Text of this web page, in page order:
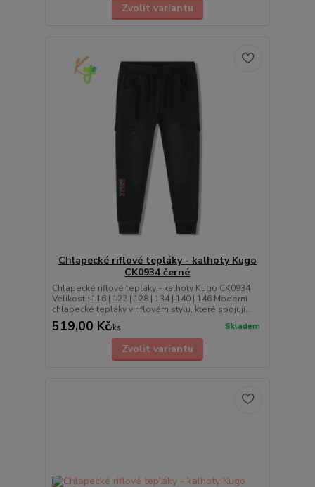
Zvolit variantu
Chlapecké riflové tepláky - kalhoty Kugo
CK0934 černé
Chlapecké riflové tepláky - kalhoty Kugo CK0934
Velikosti: 116 | 122 | 128 | 134 | 140 | 146 Moderní
chlapecké tepláky v riflovém stylu, které spojují...
519,00 Kč/ks Skladem
Zvolit variantu